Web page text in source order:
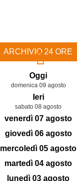
ARCHIVIO 24 ORE
Oggi
domenica 09 agosto
Ieri
sabato 08 agosto
venerdì 07 agosto
giovedì 06 agosto
mercoledì 05 agosto
martedì 04 agosto
lunedì 03 agosto